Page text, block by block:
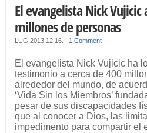
El evangelista Nick Vujicic
millones de personas
LUG 2013.12.16. 1 Comment
El evangelista Nick Vujicic ha
testimonio a cerca de 400
alrededor del mundo, de
‘Vida Sin los Miembros’
pesar de sus discapacidades
que al conocer a Dios, las
impedimento para compartir el